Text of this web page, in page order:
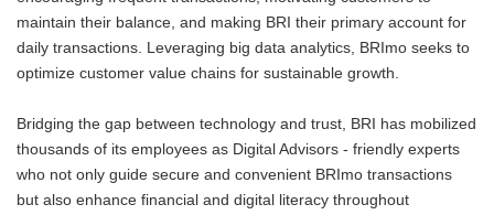
maintain their balance, and making BRI their primary account for
daily transactions. Leveraging big data analytics, BRImo seeks to
optimize customer value chains for sustainable growth.
Bridging the gap between technology and trust, BRI has mobilized
thousands of its employees as Digital Advisors - friendly experts
who not only guide secure and convenient BRImo transactions
but also enhance financial and digital literacy throughout